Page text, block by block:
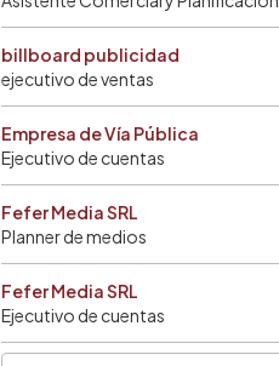
billboard publicidad
ejecutivo de ventas
Empresa de Vía Pública
Ejecutivo de cuentas
Fefer Media SRL
Planner de medios
Fefer Media SRL
Ejecutivo de cuentas